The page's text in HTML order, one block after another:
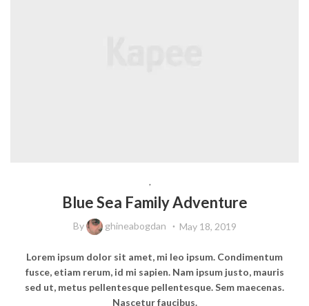
Blue Sea Family Adventure
By ghineabogdan May 18, 2019
Lorem ipsum dolor sit amet, mi leo ipsum. Condimentum
fusce, etiam rerum, id mi sapien. Nam ipsum justo, mauris
sed ut, metus pellentesque pellentesque. Sem maecenas.
Nascetur faucibus.